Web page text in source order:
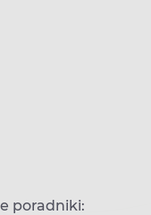
poradniki: